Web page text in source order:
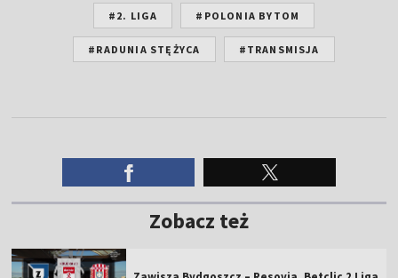
#2. LIGA #POLONIA BYTOM
#RADUNIA STĘŻYCA #TRANSMISJA
Zobacz też